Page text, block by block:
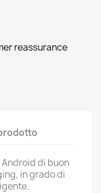
reassurance
Android di buon
in grado di